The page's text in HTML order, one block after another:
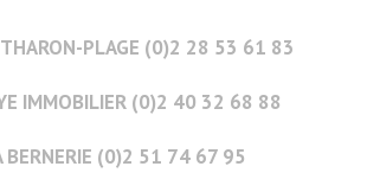
THARON-PLAGE (0)2 28 53 61 83
IMMOBILIER (0)2 40 32 68 88
BERNERIE (0)2 51 74 67 95